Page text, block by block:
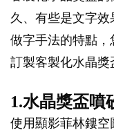
久、有些是文字
做字手法的特點
訂製客製化水晶獎
1.水晶獎盃噴
使用顯影菲林鏤